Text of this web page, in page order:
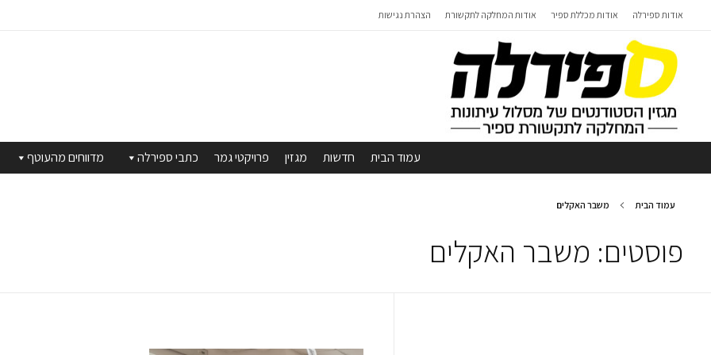
אודות ספירלה אודות מכללת ספיר אודות המחלקה לתקשורת הצהרת נגישות
עמוד הבית חדשות מגזין פרויקטי גמר כתבי ספירלה מדווחים מהעוטף
עמוד הבית משבר האקלים
פוסטים: משבר האקלים